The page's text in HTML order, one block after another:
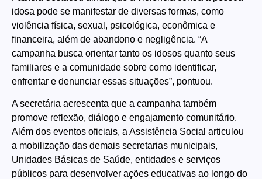
idosa pode se manifestar de diversas formas, como
violência física, sexual, psicológica, econômica e
financeira, além de abandono e negligência. “A
campanha busca orientar tanto os idosos quanto seus
familiares e a comunidade sobre como identificar,
enfrentar e denunciar essas situações”, pontuou.
A secretária acrescenta que a campanha também
promove reflexão, diálogo e engajamento comunitário.
Além dos eventos oficiais, a Assistência Social articulou
a mobilização das demais secretarias municipais,
Unidades Básicas de Saúde, entidades e serviços
públicos para desenvolver ações educativas ao longo do